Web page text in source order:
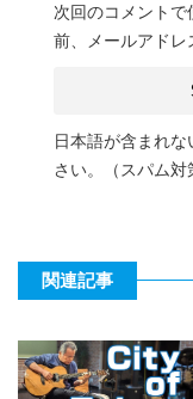
次回のコメントで
前、メールアドレ
日本語が含まれ
さい。（スパム対
関連記事